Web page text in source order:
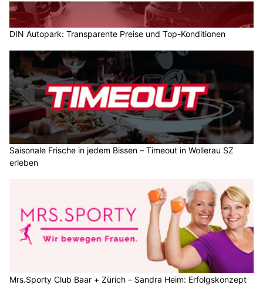
DIN Autopark: Transparente Preise und Top-Konditionen
Saisonale Frische in jedem Bissen – Timeout in Wollerau SZ
erleben
Mrs.Sporty Club Baar + Zürich – Sandra Heim: Erfolgskonzept